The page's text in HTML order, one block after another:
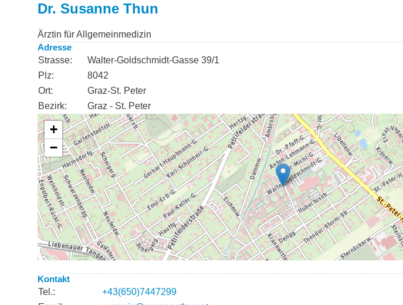
Dr. Susanne Thun
Ärztin für Allgemeinmedizin
Adresse
Strasse:
Walter-Goldschmidt-Gasse 39/1
Plz:
8042
Ort:
Graz-St. Peter
Bezirk:
Graz - St. Peter
Kontakt
Tel.:
+43(650)7447299